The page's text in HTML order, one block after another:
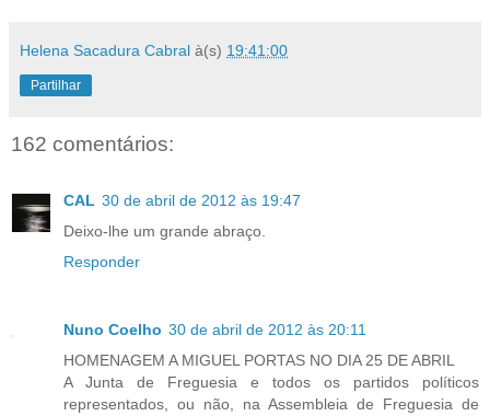
Helena Sacadura Cabral à(s) 19:41:00
Partilhar
162 comentários:
CAL 30 de abril de 2012 às 19:47
Deixo-lhe um grande abraço.
Responder
Nuno Coelho 30 de abril de 2012 às 20:11
HOMENAGEM A MIGUEL PORTAS NO DIA 25 DE ABRIL
A Junta de Freguesia e todos os partidos políticos
representados, ou não, na Assembleia de Freguesia de